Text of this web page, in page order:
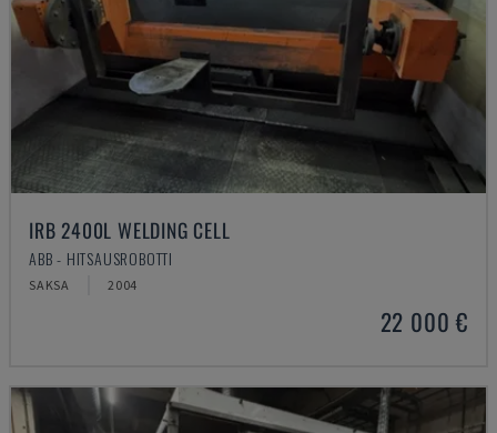
IRB 2400L WELDING CELL
ABB - HITSAUSROBOTTI
SAKSA 2004
22 000 €